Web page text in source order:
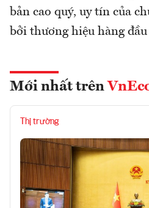
bản cao quý, uy tín của
bởi thương hiệu hàng
Mới nhất trên
Thị trường